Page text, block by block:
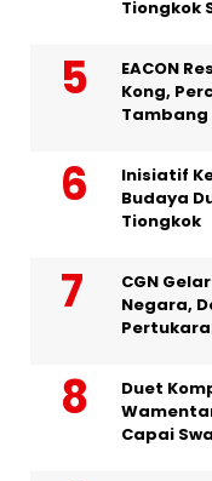
Tiongkok
EACON
Kong,
Tambang
Inisiatif
Budaya
Tiongkok
CGN
Negara,
Duet
Capai